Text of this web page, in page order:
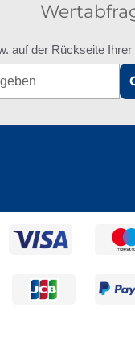
auf der Rückseite